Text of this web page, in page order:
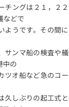
チングは２１，２
などで
ようです。その間
サンマ船の検査や
中の
ツオ船など急のコ
久しぶりの起工式